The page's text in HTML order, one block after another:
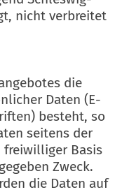
nicht verbreitet
die
Daten (E-
besteht, so
seitens der
freiwilliger Basis
Zweck.
die Daten auf